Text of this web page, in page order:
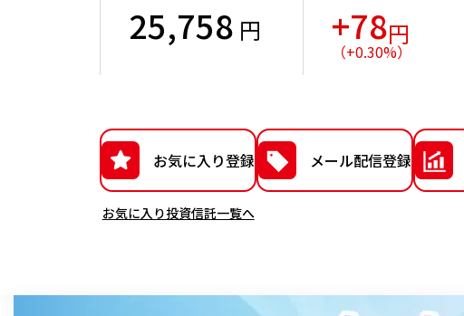
25,758 円 +78円
（+0.30%）
お気に入り登録
お気に入り投資信託一覧へ
メール配信登録